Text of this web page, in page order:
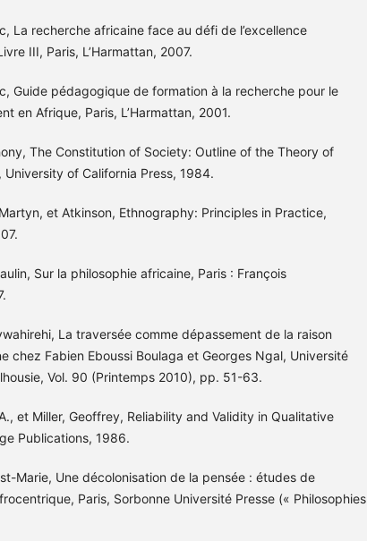
La recherche africaine face au défi de l’excellence
III, Paris, L’Harmattan, 2007.
Guide pédagogique de formation à la recherche pour le
en Afrique, Paris, L’Harmattan, 2001.
The Constitution of Society: Outline of the Theory of
University of California Press, 1984.
et Atkinson, Ethnography: Principles in Practice,
Sur la philosophie africaine, Paris : François
La traversée comme dépassement de la raison
chez Fabien Eboussi Boulaga et Georges Ngal, Université
Vol. 90 (Printemps 2010), pp. 51-63.
et Miller, Geoffrey, Reliability and Validity in Qualitative
Publications, 1986.
Marie, Une décolonisation de la pensée : études de
Paris, Sorbonne Université Presse (« Philosophies